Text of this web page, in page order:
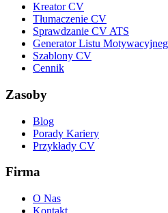
Kreator CV
Tłumaczenie CV
Sprawdzanie CV ATS
Generator Listu
Szablony CV
Cennik
Zasoby
Blog
Porady Kariery
Przykłady CV
Firma
O Nas